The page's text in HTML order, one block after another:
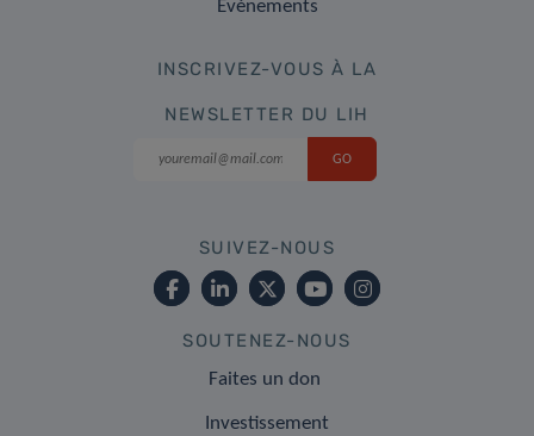
Événements
INSCRIVEZ-VOUS À LA
NEWSLETTER DU LIH
SUIVEZ-NOUS
SOUTENEZ-NOUS
Faites un don
Investissement